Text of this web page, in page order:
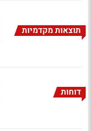
תוצאות מקדמיות
דוחות